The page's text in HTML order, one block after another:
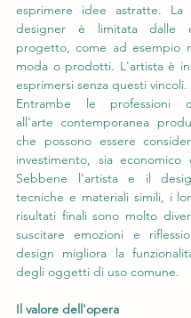
esprimere idee astratte. La
designer è limitata dalle
progetto, come ad esempio
moda o prodotti. L'artista è
esprimersi senza questi vincoli.
Entrambe le professioni
all'arte contemporanea
che possono essere
investimento, sia economico
Sebbene l'artista e il
tecniche e materiali simili, i
risultati finali sono molto
suscitare emozioni e
design migliora la
degli oggetti di uso comune.
Il valore dell'opera